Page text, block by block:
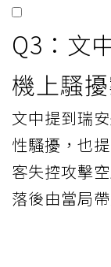
Q3：文
機上騷
文中提到瑞
性騷擾，也
客失控攻擊
落後由當局帶